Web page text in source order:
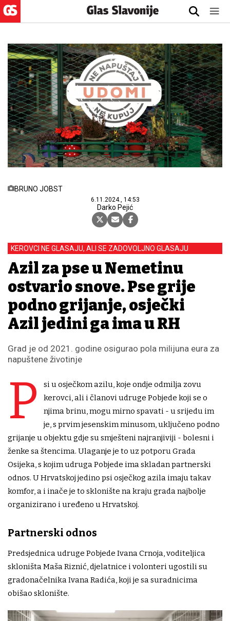
BRUNO JOBST
6.11.2024., 14:53
Darko Pejić
KEROVCI NE GLASAJU, ALI SE ZADOVOLJNO GLASAJU
Azil za pse u Nemetinu
ostvario snove. Pse grije
podno grijanje, osječki
Azil jedini ga ima u RH
Grad je od 2021. godine osigurao pola milijuna eura za
napuštene životinje
P
si u osječkom azilu, koje ondje odmilja zovu
kerovci, ali i članovi udruge Pobjede koji se o
njima brinu, mogu mirno spavati - u srijedu im
je, s prvim jesenskim minusom, uključeno podno
grijanje u objektu gdje su smješteni najranjiviji - bolesni i
ženke sa štencima. Ulaganje je to uz potporu Grada
Osijeka, s kojim udruga Pobjede ima skladan partnerski
odnos. U Hrvatskoj jedino psi osječkog azila imaju takav
komfor, a i inače je to sklonište na kraju grada najbolje
organizirano i uređeno u Hrvatskoj.
Partnerski odnos
Predsjednica udruge Pobjede Ivana Crnoja, voditeljica
skloništa Maša Riznić, djelatnice i volonteri ugostili su
gradonačelnika Ivana Radića, koji je sa suradnicima
obišao sklonište.